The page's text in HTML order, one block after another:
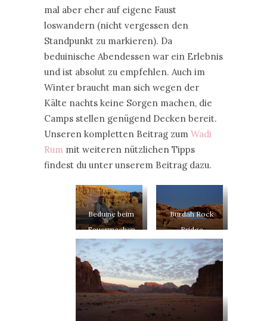
mal aber eher auf eigene Faust
loswandern (nicht vergessen den
Standpunkt zu markieren). Da
beduinische Abendessen war ein Erlebnis
und ist absolut zu empfehlen. Auch im
Winter braucht man sich wegen der
Kälte nachts keine Sorgen machen, die
Camps stellen genügend Decken bereit.
Unseren kompletten Beitrag zum Wadi
Rum mit weiteren nützlichen Tipps
findest du unter unserem Beitrag dazu.
Beduine beim
Feuermachen
Burdah Rock
Bridge